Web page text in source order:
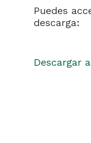
Puedes
descarga:
Descargar